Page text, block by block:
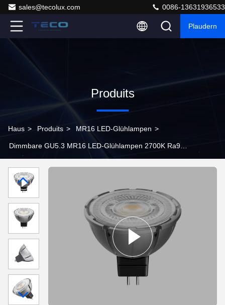
sales@tecolux.com 0086-13631936533
Plaudern
Produits
Haus > Produits > MR16 LED-Glühlampen >
Dimmbare GU5.3 MR16 LED-Glühlampen 2700K Ra98